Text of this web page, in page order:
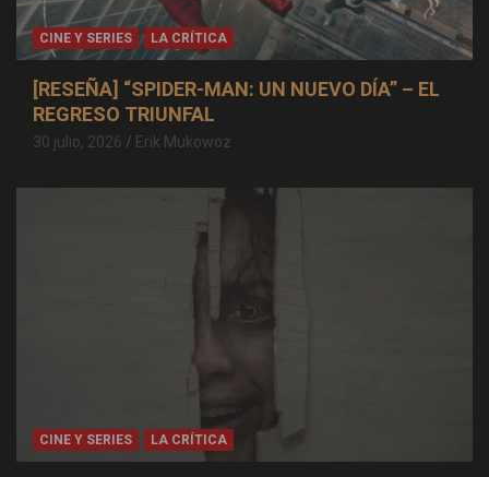
CINE Y SERIES LA CRÍTICA
[RESEÑA] “SPIDER-MAN: UN NUEVO DÍA” – EL
REGRESO TRIUNFAL
30 julio, 2026 Erik Mukowoz
CINE Y SERIES LA CRÍTICA